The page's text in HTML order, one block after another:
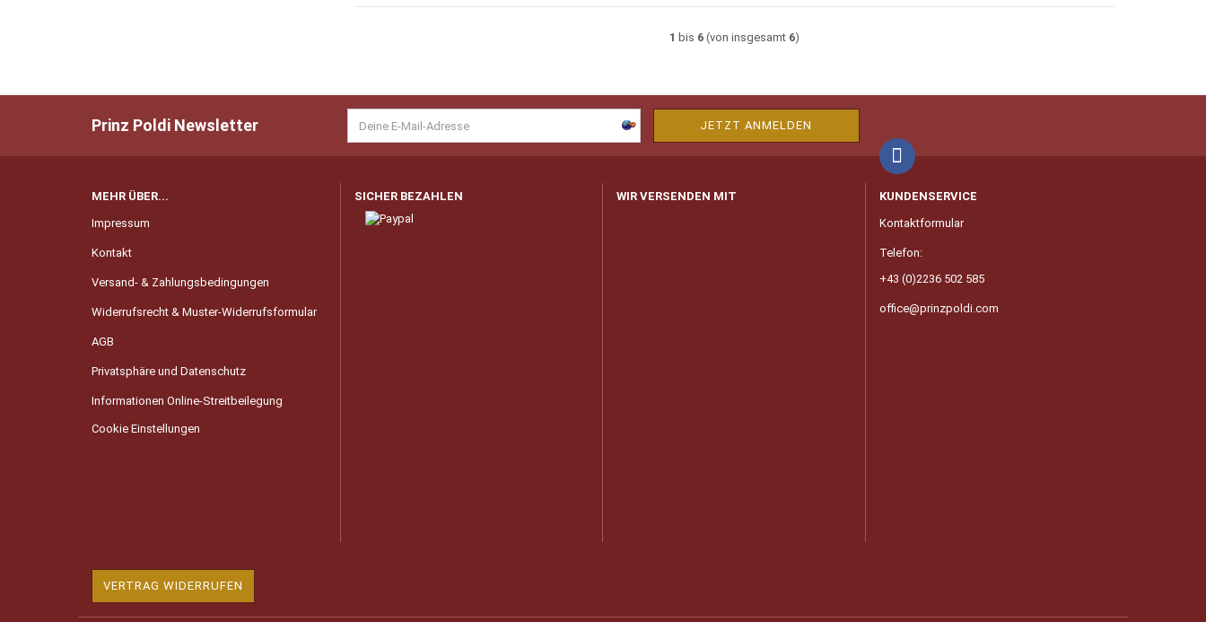
1 bis 6(von insgesamt 6)
Prinz Poldi Newsletter
MEHR ÜBER...
Impressum
Kontakt
Versand- & Zahlungsbedingungen
Widerrufsrecht & Muster-Widerrufsformular
AGB
Privatsphäre und Datenschutz
Informationen Online-Streitbeilegung
Cookie Einstellungen
SICHER BEZAHLEN WIR VERSENDEN MIT
KUNDENSERVICE
Kontaktformular
Telefon:
+43 (0)2236 502 585
office@prinzpoldi.com
VERTRAG WIDERRUFEN